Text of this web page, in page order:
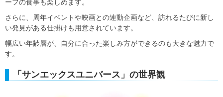
ーフの食事も楽しめます。
さらに、周年イベントや映画との連動企画など、訪れるたびに新し
い発見がある仕掛けも用意されています。
幅広い年齢層が、自分に合った楽しみ方ができるのも大きな魅力で
す。
「サンエックスユニバース」の世界観